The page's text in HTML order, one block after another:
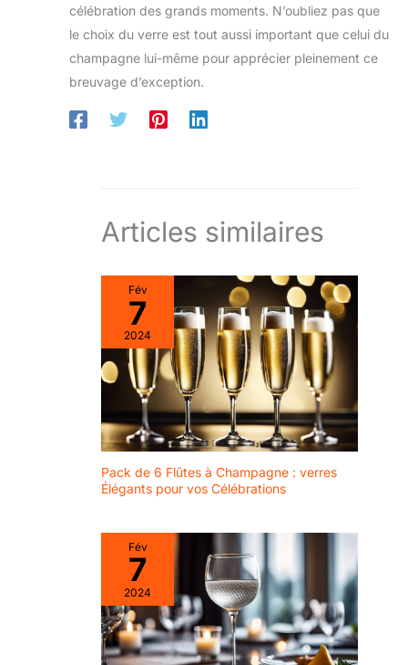
célébration des grands moments. N’oubliez pas que
le choix du verre est tout aussi important que celui du
champagne lui-même pour apprécier pleinement ce
breuvage d’exception.
Articles similaires
Fév
7
2024
Pack de 6 Flûtes à Champagne : verres
Élégants pour vos Célébrations
Fév
7
2024